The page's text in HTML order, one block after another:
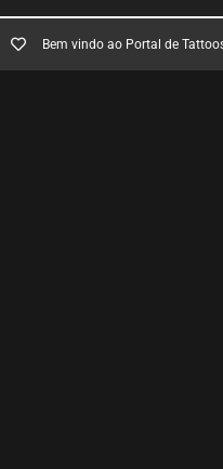
Bem vindo ao Portal de